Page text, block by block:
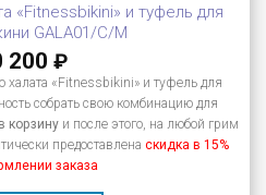
«Fitnessbikini» и туфель для
GALA01/C/M
200 ₽
халата «Fitnessbikini» и туфель для
собрать свою комбинацию для
корзинуи после этого, на любой грим
предоставлена скидка в 15%
заказа